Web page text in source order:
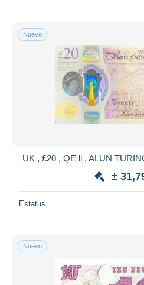
Nuevo
UK , £20 , QE ll , ALUN
±
Estatus
Nuevo